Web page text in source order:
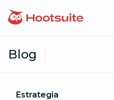
Blog
Estrategia